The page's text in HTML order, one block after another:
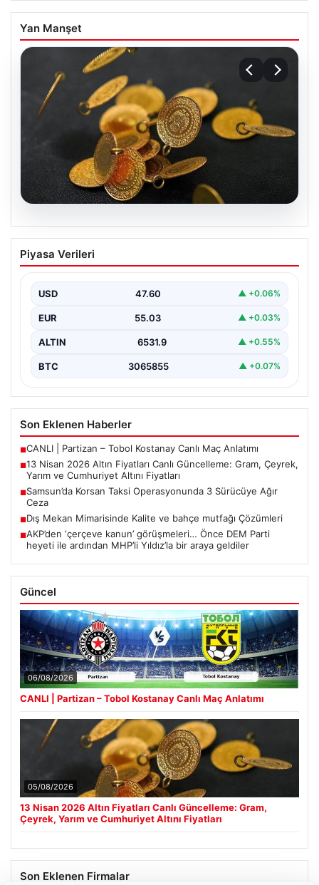
Yan Manşet
13 Nisan 2026 Altın Fiyatları Canlı
Güncelleme: Gram, Çeyrek, Yarım ve
Altın piyasalarda hafta başında tansiyon yükseldi. ABD
beklenen…
Piyasa Verileri
USD 47.60 ▲ +0.06%
EUR 55.03 ▲ +0.03%
ALTIN 6531.9 ▲ +0.55%
BTC 3065855 ▲ +0.07%
Son Eklenen Haberler
■CANLI | Partizan – Tobol Kostanay Canlı Maç Anlatımı
■13 Nisan 2026 Altın Fiyatları Canlı Güncelleme: Gram, Çeyrek,
Yarım ve Cumhuriyet Altını Fiyatları
■Samsun’da Korsan Taksi Operasyonunda 3 Sürücüye Ağır
Ceza
■Dış Mekan Mimarisinde Kalite ve bahçe mutfağı Çözümleri
■AKP’den ‘çerçeve kanun’ görüşmeleri… Önce DEM Parti
heyeti ile ardından MHP’li Yıldız’la bir araya geldiler
Güncel
06/08/2026
CANLI | Partizan – Tobol Kostanay Canlı Maç Anlatımı
05/08/2026
13 Nisan 2026 Altın Fiyatları Canlı Güncelleme: Gram,
Çeyrek, Yarım ve Cumhuriyet Altını Fiyatları
Son Eklenen Firmalar